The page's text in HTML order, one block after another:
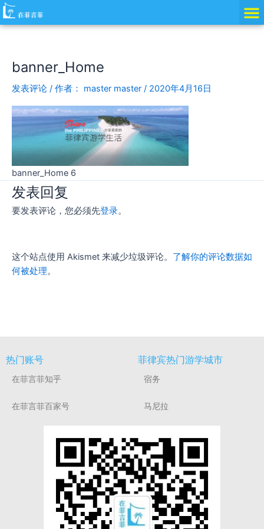
跳
至
banner_Home
发表评论 / 作者： master master / 2020年4月16日
banner_Home 6
发表回复
要发表评论，您必须先登录。
这个站点使用 Akismet 来减少垃圾评论。 了解你的评论数据如
何被处理。
热门账号
在菲言菲知乎
在菲言菲百家号
菲律宾热门游学城市
宿务
马尼拉